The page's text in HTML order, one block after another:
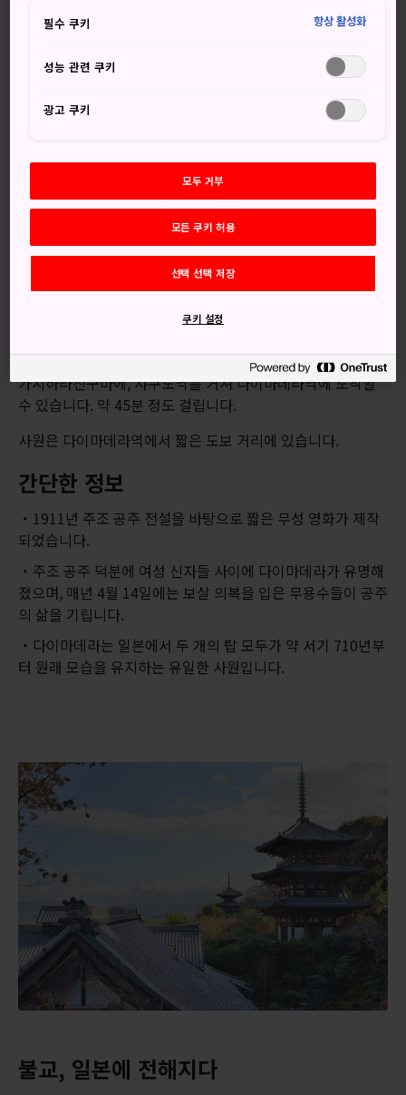
나라 남쪽에 자리한 다이마데라는 오사카, 교토, 나라에서 기
차로 갈갈 수 있습니다.
오사카 아베노바시역에서 긴테쓰 미나미 오사카선을 타면 다
이마데라역까지는 35분이 걸립니다.교토역
에서는 긴테쓰
선을 타고 야마토사이다이지 및 가시하라진구마에를 거쳐 다
긴테쓰 나라역에서는 긴테쓰선을 타고 야마토사이다이지 및
가시하라진구마에, 샤쿠도역를 거쳐 다이마데라역에 도착할
수 있습니다. 약 45분 정도 걸립니다.
사원은 다이마데라역에서 짧은 도보 거리에 있습니다.
간단한 정보
1911년 주조 공주 전설을 바탕으로 짧은 무성 영화가 제작
되었습니다.
주조 공주 덕분에 여성 신자들 사이에 다이마데라가 유명해
졌으며, 매년 4월 14일에는 보살 의복을 입은 무용수들이 공주
의 삶을 기립니다.
다이마데라는 일본에서 두 개의 탑 모두가 약 서기 710년부
터 원래 모습을 유지하는 유일한 사원입니다.
불교, 일본에 전해지다
필수 쿠키 항상 활성화
성능 관련 쿠키
광고 쿠키
모두 거부
모든 쿠키 허용
선택 선택 저장
쿠키 설정